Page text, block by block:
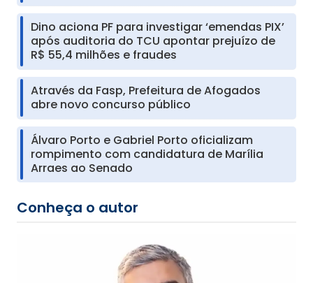
Dino aciona PF para investigar ‘emendas PIX’
após auditoria do TCU apontar prejuízo de
R$ 55,4 milhões e fraudes
Através da Fasp, Prefeitura de Afogados
abre novo concurso público
Álvaro Porto e Gabriel Porto oficializam
rompimento com candidatura de Marília
Arraes ao Senado
Conheça o autor